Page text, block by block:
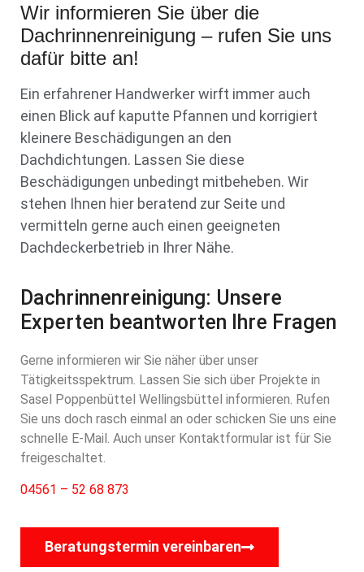
Wir informieren Sie über die
Dachrinnenreinigung – rufen Sie uns
dafür bitte an!
Ein erfahrener Handwerker wirft immer auch
einen Blick auf kaputte Pfannen und korrigiert
kleinere Beschädigungen an den
Dachdichtungen. Lassen Sie diese
Beschädigungen unbedingt mitbeheben. Wir
stehen Ihnen hier beratend zur Seite und
vermitteln gerne auch einen geeigneten
Dachdeckerbetrieb in Ihrer Nähe.
Dachrinnenreinigung: Unsere
Experten beantworten Ihre Fragen
Gerne informieren wir Sie näher über unser
Tätigkeitsspektrum. Lassen Sie sich über Projekte in
Sasel Poppenbüttel Wellingsbüttel informieren. Rufen
Sie uns doch rasch einmal an oder schicken Sie uns eine
schnelle E-Mail. Auch unser Kontaktformular ist für Sie
freigeschaltet.
04561 – 52 68 873
Beratungstermin vereinbaren